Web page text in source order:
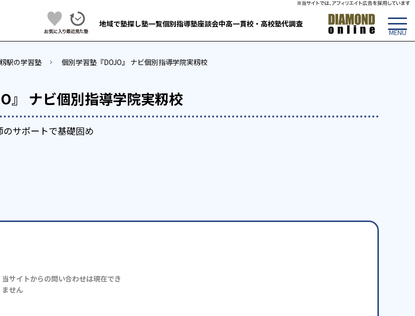
地域で塾探し塾一覧個別指導塾座談会中高一貫校・高校塾代調査
駅の学習塾 個別学習塾『DOJO』 ナビ個別指導学院実籾校
』 ナビ個別指導学院実籾校
サポートで基礎固め
当サイトからの問い合わせは現在でき
ません